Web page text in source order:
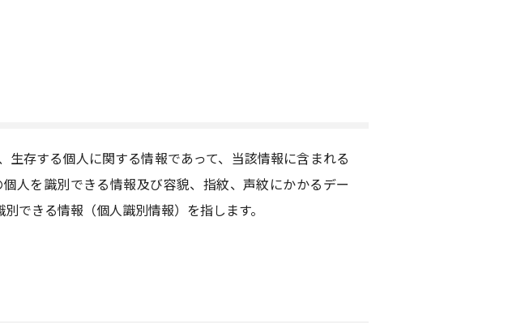
生存する個人に関する情報であって、当該情報に含まれる
人を識別できる情報及び容貌、指紋、声紋にかかるデー
できる情報（個人識別情報）を指します。